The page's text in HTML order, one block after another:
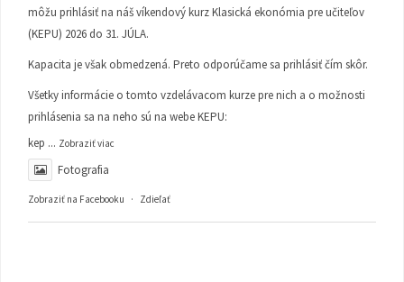
môžu prihlásiť na náš víkendový kurz Klasická ekonómia pre učiteľov
(KEPU) 2026 do 31. JÚLA.
Kapacita je však obmedzená. Preto odporúčame sa prihlásiť čím skôr.
Všetky informácie o tomto vzdelávacom kurze pre nich a o možnosti
prihlásenia sa na neho sú na webe KEPU:
kep ... Zobraziť viac
Fotografia
Zobraziť na Facebooku · Zdieľať